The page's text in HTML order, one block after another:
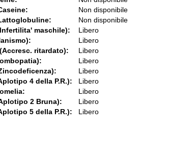
Non disponibile
Non disponibile
maschile):
Libero
Libero
ritardato):
Libero
Libero
Libero
4 della P.R.):
Libero
Libero
2 Bruna):
Libero
5 della P.R.):
Libero